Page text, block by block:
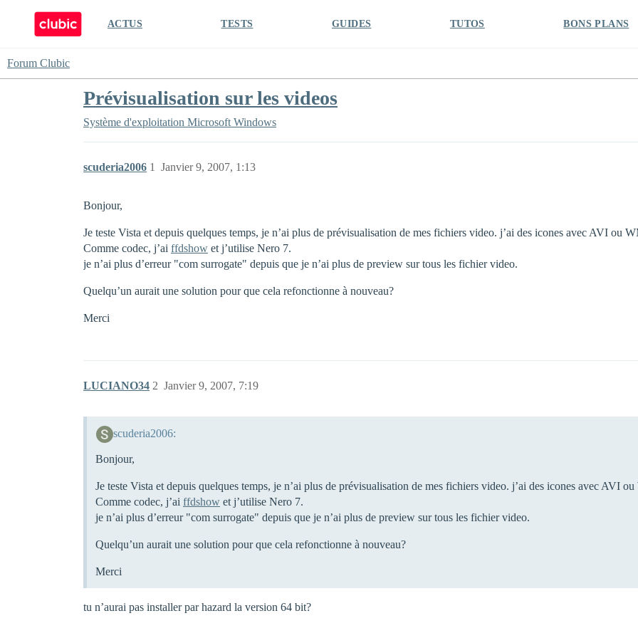
ACTUS TESTS GUIDES TUTOS BONS PLANS
Forum Clubic
Prévisualisation sur les videos
Système d'exploitation Microsoft Windows
scuderia2006 Janvier 9, 2007, 1:13
1
Bonjour,
Je teste Vista et depuis quelques temps, je n’ai plus de prévisualisation de mes fichiers video. j’ai des icones avec AVI ou
Comme codec, j’ai ffdshow et j’utilise Nero 7.
je n’ai plus d’erreur "com surrogate" depuis que je n’ai plus de preview sur tous les fichier video.
Quelqu’un aurait une solution pour que cela refonctionne à nouveau?
Merci
LUCIANO34 Janvier 9, 2007, 7:19
2
scuderia2006:
Bonjour,
Je teste Vista et depuis quelques temps, je n’ai plus de prévisualisation de mes fichiers video. j’ai des icones avec AVI
Comme codec, j’ai ffdshow et j’utilise Nero 7.
je n’ai plus d’erreur "com surrogate" depuis que je n’ai plus de preview sur tous les fichier video.
Quelqu’un aurait une solution pour que cela refonctionne à nouveau?
Merci
tu n’aurai pas installer par hazard la version 64 bit?